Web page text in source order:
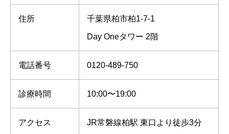
住所 千葉県柏市柏1-7-1
Day Oneタワー 2階
電話番号 0120-489-750
診療時間 10:00〜19:00
アクセス JR常磐線柏駅 東口より徒歩3分